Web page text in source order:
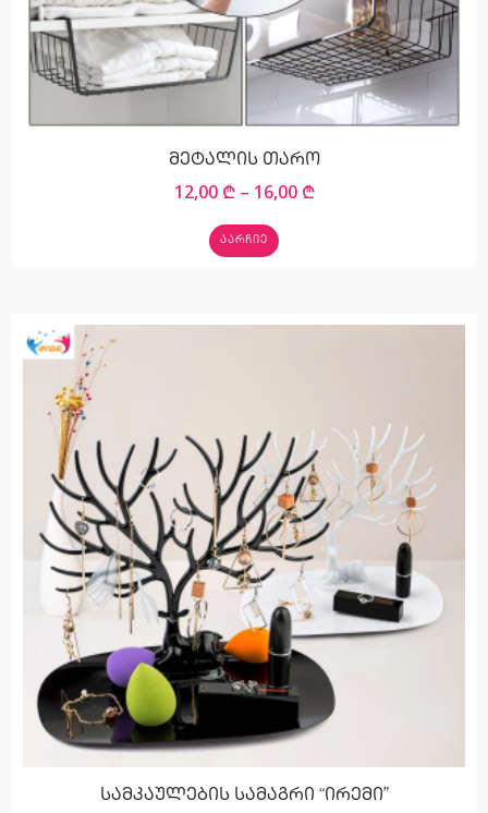
მეტალის თარო
12,00 ₾ – 16,00 ₾
ᲐᲐᲠᲩᲘᲔ
სამკაულების სამაგრი “ირემი”